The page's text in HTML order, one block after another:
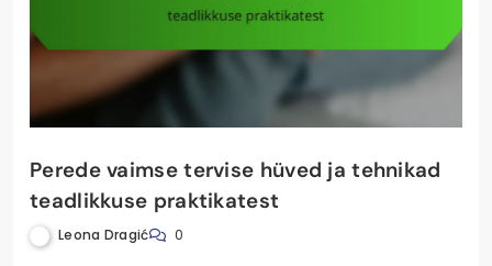
Perede vaimse tervise hüved ja tehnikad
teadlikkuse praktikatest
Leona Dragić 0